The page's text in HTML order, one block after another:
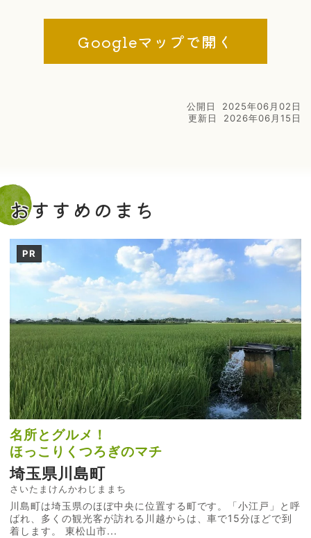
Googleマップで開く
公開日
2025年06月02日
更新日
2026年06月15日
おすすめのまち
PR
名所とグルメ！
ほっこりくつろぎのマチ
埼玉県川島町
さいたまけんかわじままち
川島町は埼玉県のほぼ中央に位置する町です。「小江戸」と呼
ばれ、多くの観光客が訪れる川越からは、車で15分ほどで到
着します。 東松山市...